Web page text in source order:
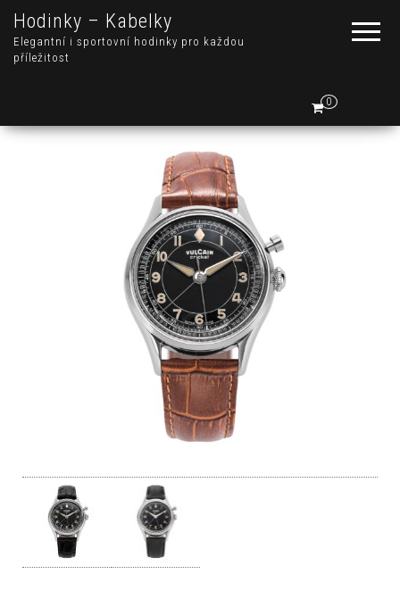
Hodinky – Kabelky
Elegantní i sportovní hodinky pro každou
příležitost
0